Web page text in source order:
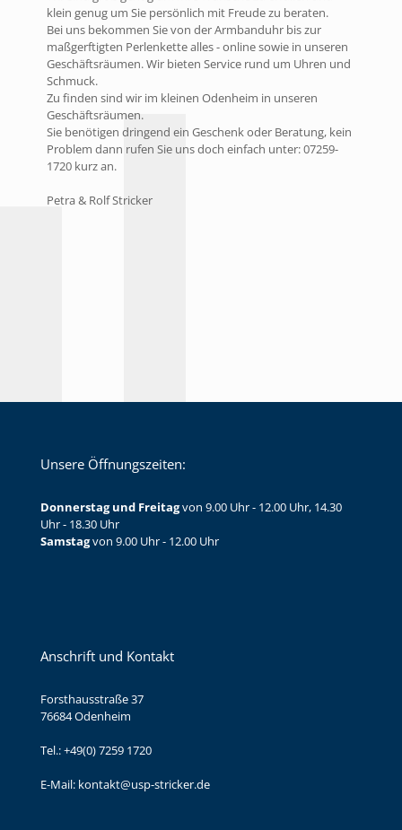
klein genug um Sie persönlich mit Freude zu beraten.
Bei uns bekommen Sie von der Armbanduhr bis zur
maßgerftigten Perlenkette alles - online sowie in unseren
Geschäftsräumen. Wir bieten Service rund um Uhren und
Schmuck.
Zu finden sind wir im kleinen Odenheim in unseren
Geschäftsräumen.
Sie benötigen dringend ein Geschenk oder Beratung, kein
Problem dann rufen Sie uns doch einfach unter: 07259-
1720 kurz an.
Petra & Rolf Stricker
Unsere Öffnungszeiten:
Donnerstag und Freitagvon 9.00 Uhr - 12.00 Uhr, 14.30
Uhr - 18.30 Uhr
Samstagvon 9.00 Uhr - 12.00 Uhr
Anschrift und Kontakt
Forsthausstraße 37
76684 Odenheim
Tel.:+49(0) 7259 1720
E-Mail: kontakt@usp-stricker.de